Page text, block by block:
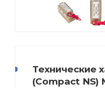
Технические
(Compact NS)